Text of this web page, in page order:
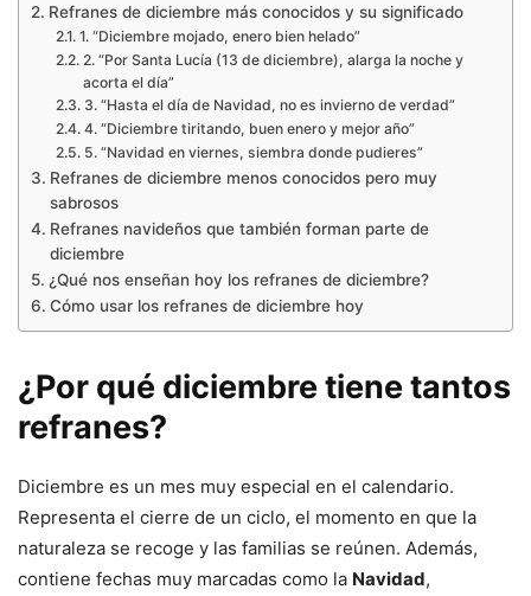
Refranes de diciembre más conocidos y su significado
1. “Diciembre mojado, enero bien helado”
2. “Por Santa Lucía (13 de diciembre), alarga la noche y
acorta el día”
3. “Hasta el día de Navidad, no es invierno de verdad”
4. “Diciembre tiritando, buen enero y mejor año”
5. “Navidad en viernes, siembra donde pudieres”
Refranes de diciembre menos conocidos pero muy
sabrosos
Refranes navideños que también forman parte de
diciembre
¿Qué nos enseñan hoy los refranes de diciembre?
Cómo usar los refranes de diciembre hoy
¿Por qué diciembre tiene tantos
refranes?
Diciembre es un mes muy especial en el calendario.
Representa el cierre de un ciclo, el momento en que la
naturaleza se recoge y las familias se reúnen. Además,
contiene fechas muy marcadas como la Navidad,